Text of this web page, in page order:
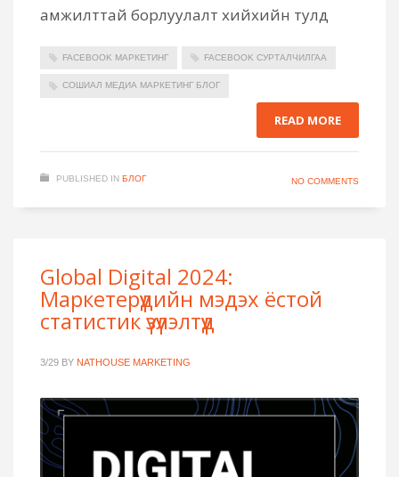
амжилттай борлуулалт хийхийн тулд
FACEBOOK МАРКЕТИНГ FACEBOOK СУРТАЛЧИЛГАА
СОШИАЛ МЕДИА МАРКЕТИНГ БЛОГ
READ MORE
PUBLISHED IN БЛОГ NO COMMENTS
Global Digital 2024:
Маркетерүүдийн мэдэх ёстой
статистик үзүүлэлтүүд
3/29 BY NATHOUSE MARKETING